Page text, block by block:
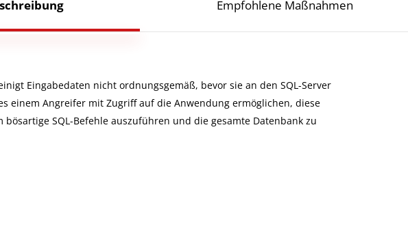
Empfohlene Maßnahmen
Eingabedaten nicht ordnungsgemäß, bevor sie an den SQL-Server
einem Angreifer mit Zugriff auf die Anwendung ermöglichen, diese
bösartige SQL-Befehle auszuführen und die gesamte Datenbank zu